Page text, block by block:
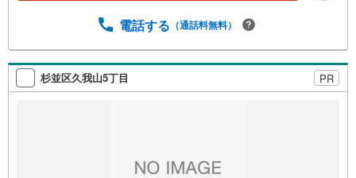
より予約いただくとご見学がスムーズとなります。■TOHO
CLUBに加入可能。10～20年後のリフォーム、保険の見直
しや借り換えなど、オンラインでやりとりができます。■F
Pによるファイナンシャルライフサポート■ファイナンシャ
電話する （通話料無料）
杉並区久我山5丁目 PR